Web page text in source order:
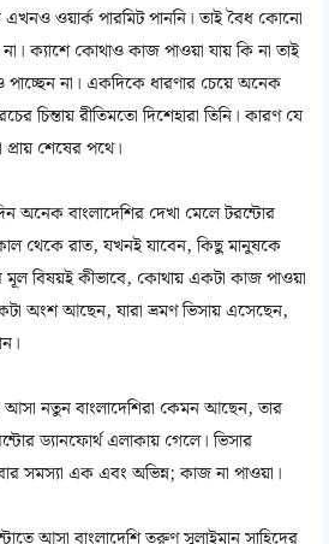
ওয়ার্ক পারমিট পাননি। তাই বৈধ কোনো
ক্যাশে কোথাও কাজ পাওয়া যায় কি না তাই
না। একদিকে ধারণার চেয়ে অনেক
চিন্তায় রীতিমতো দিশেহারা তিনি। কারণ যে
প্রায় শেষের পথে।
অনেক বাংলাদেশির দেখা মেলে টরন্টোর
থেকে রাত, যখনই যাবেন, কিছু মানুষকে
মূল বিষয়ই কীভাবে, কোথায় একটা কাজ পাওয়া
অংশ আছেন, যারা ভ্রমণ ভিসায় এসেছেন,
নতুন বাংলাদেশিরা কেমন আছেন, তার
ড্যানফোর্থ এলাকায় গেলে। ভিসার
সমস্যা এক এবং অভিন্ন; কাজ না পাওয়া।